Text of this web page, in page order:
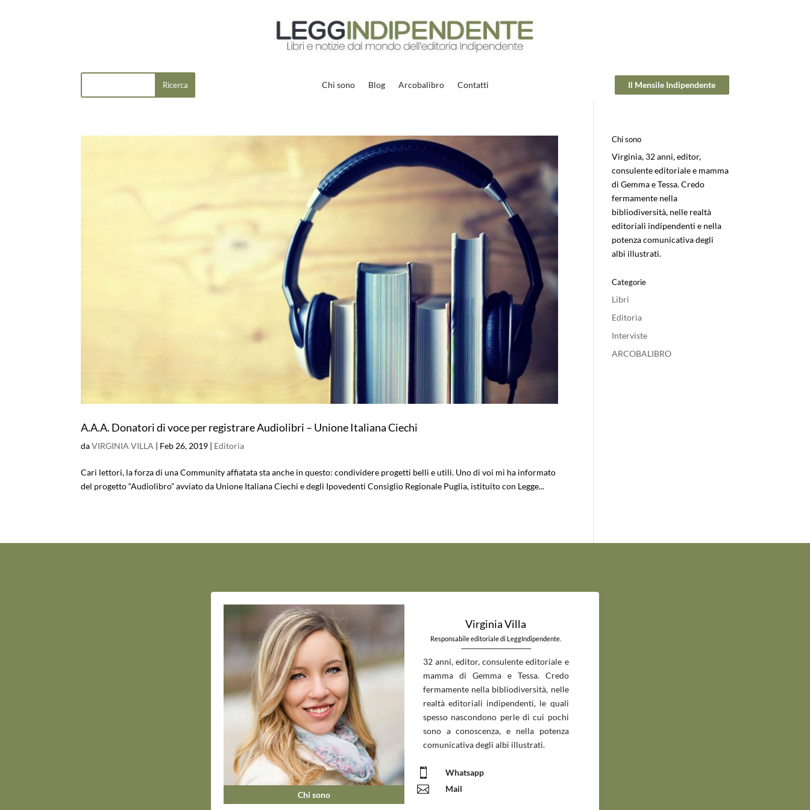
Chi sono Blog Arcobalibro Contatti Il Mensile Indipendente
A.A.A. Donatori di voce per registrare Audiolibri – Unione Italiana Ciechi
daVIRGINIA VILLA | Feb 26, 2019 | Editoria
Cari lettori, la forza di una Community affiatata sta anche in questo: condividere progetti belli e utili. Uno di voi mi ha informato
del progetto “Audiolibro” avviato da Unione Italiana Ciechi e degli Ipovedenti Consiglio Regionale Puglia, istituito con Legge...
Chi sono
Virginia, 32 anni, editor,
consulente editoriale e mamma
di Gemma e Tessa. Credo
fermamente nella
bibliodiversità, nelle realtà
editoriali indipendenti e nella
potenza comunicativa degli
albi illustrati.
Categorie
Libri
Editoria
Interviste
ARCOBALIBRO
Chi sono
Virginia Villa
Responsabile editoriale di LeggIndipendente.
32 anni, editor, consulente editoriale e
mamma di Gemma e Tessa. Credo
fermamente nella bibliodiversità, nelle
realtà editoriali indipendenti, le quali
spesso nascondono perle di cui pochi
sono a conoscenza, e nella potenza
comunicativa degli albi illustrati.
 Whatsapp
 Mail